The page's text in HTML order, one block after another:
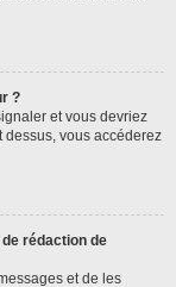
?
et vous devriez
vous accéderez
rédaction de
et de les